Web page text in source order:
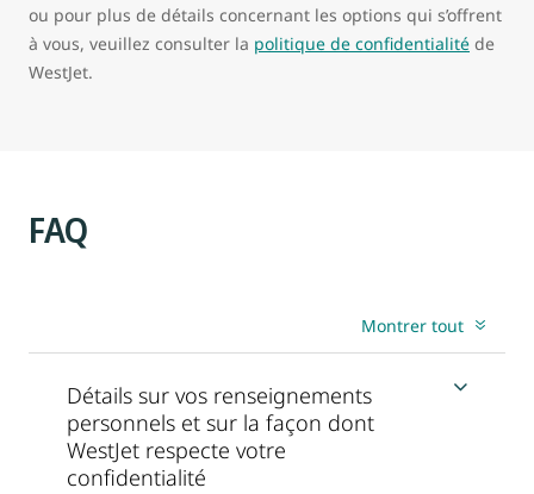
ou pour plus de détails concernant les options qui s’offrent
à vous, veuillez consulter la politique de confidentialité de
WestJet.
FAQ
Montrer tout
Détails sur vos renseignements
personnels et sur la façon dont
WestJet respecte votre
confidentialité